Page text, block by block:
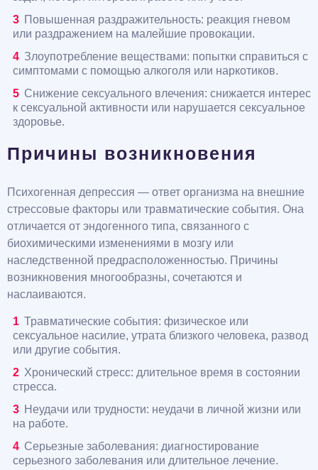
Повышенная раздражительность: реакция гневом
или раздражением на малейшие провокации.
Злоупотребление веществами: попытки справиться с
симптомами с помощью алкоголя или наркотиков.
Снижение сексуального влечения: снижается интерес
к сексуальной активности или нарушается сексуальное
здоровье.
Причины возникновения
Психогенная депрессия — ответ организма на внешние
стрессовые факторы или травматические события. Она
отличается от эндогенного типа, связанного с
биохимическими изменениями в мозгу или
наследственной предрасположенностью. Причины
возникновения многообразны, сочетаются и
наслаиваются.
Травматические события: физическое или
сексуальное насилие, утрата близкого человека, развод
или другие события.
Хронический стресс: длительное время в состоянии
стресса.
Неудачи или трудности: неудачи в личной жизни или
на работе.
Серьезные заболевания: диагностирование
серьезного заболевания или длительное лечение.